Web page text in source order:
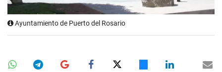
Ayuntamiento de Puerto del Rosario